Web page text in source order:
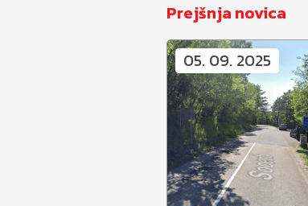
Prejšnja novica
05. 09. 2025